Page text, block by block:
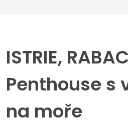
ISTRIE,
Penthouse s
na moře